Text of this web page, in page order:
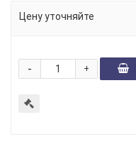
Цену уточняйте
+
-